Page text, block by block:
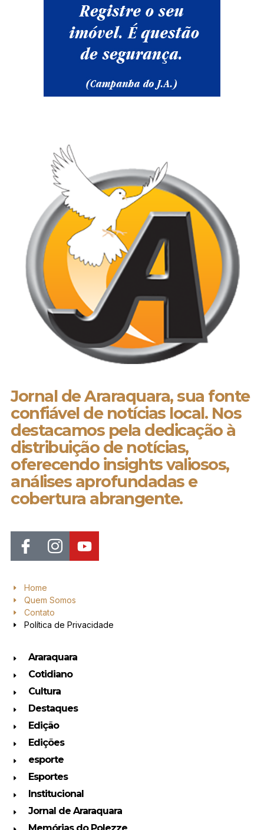
Jornal de Araraquara, sua fonte
confiável de notícias local. Nos
destacamos pela dedicação à
distribuição de notícias,
oferecendo insights valiosos,
análises aprofundadas e
cobertura abrangente.
Home
Quem Somos
Contato
Política de Privacidade
Araraquara
Cotidiano
Cultura
Destaques
Edição
Edições
esporte
Esportes
Institucional
Jornal de Araraquara